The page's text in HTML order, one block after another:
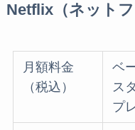
Netflix（ネット
月額料金
（税込）
ベ
ス
プ